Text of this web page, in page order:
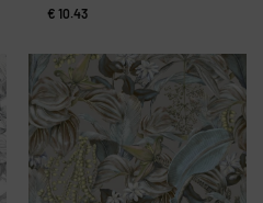
€ 10.43